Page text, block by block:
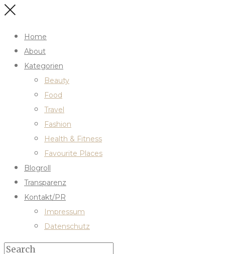
Home
About
Kategorien
Beauty
Food
Travel
Fashion
Health & Fitness
Favourite Places
Blogroll
Transparenz
Kontakt/PR
Impressum
Datenschutz